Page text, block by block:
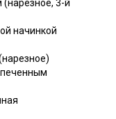
3-й
начинкой